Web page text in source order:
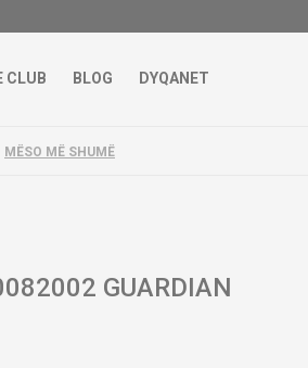
CLUB BLOG DYQANET
GUARDIAN